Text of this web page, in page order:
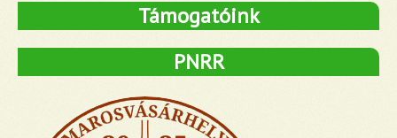
Támogatóink
PNRR